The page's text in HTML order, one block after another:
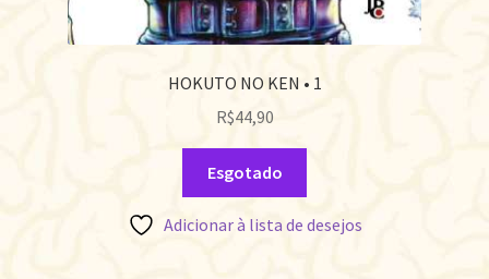
HOKUTO NO KEN • 1
R$44,90
Esgotado
Adicionar à lista de desejos